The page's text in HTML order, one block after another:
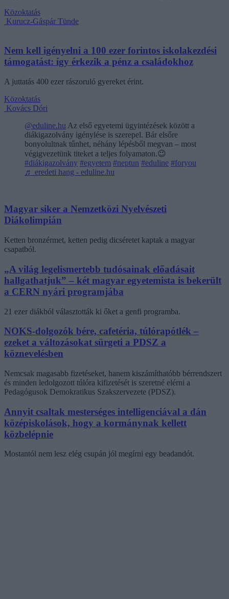
Közoktatás
Kurucz-Gáspár Tünde
Nem kell igényelni a 100 ezer forintos iskolakezdési
támogatást: így érkezik a pénz a családokhoz
A juttatás 400 ezer rászoruló gyereket érint.
Közoktatás
Kovács Dóri
@eduline.hu Az első egyetemi ügyintézések között a
diákigazolvány igénylése is szerepel. Bár elsőre
bonyolultnak tűnhet, néhány lépésből megvan – most
végigvezetünk titeket a teljes folyamaton.😉
#diákigazolvány #egyetem #neptun #eduline #foryou
♬ eredeti hang - eduline.hu
Magyar siker a Nemzetközi Nyelvészeti
Diákolimpián
Ketten bronzérmet, ketten pedig dicséretet kaptak a magyar
csapatból.
„A világ legelismertebb tudósainak előadásait
hallgathatjuk” – két magyar egyetemista is bekerült
a CERN nyári programjába
21 ezer diákból választották ki őket a genfi programba.
NOKS-dolgozók bére, cafetéria, túlórapótlék –
ezeket a változásokat sürgeti a PDSZ a
köznevelésben
Nemcsak magasabb fizetéseket, hanem kiszámíthatóbb bérrendszert
és minden ledolgozott túlóra kifizetését is szeretné elérni a
Pedagógusok Demokratikus Szakszervezete (PDSZ).
Annyit csaltak mesterséges intelligenciával a dán
középiskolások, hogy a kormánynak kellett
közbelépnie
Mostantól nem lesz elég csupán jól megírni egy beadandót.